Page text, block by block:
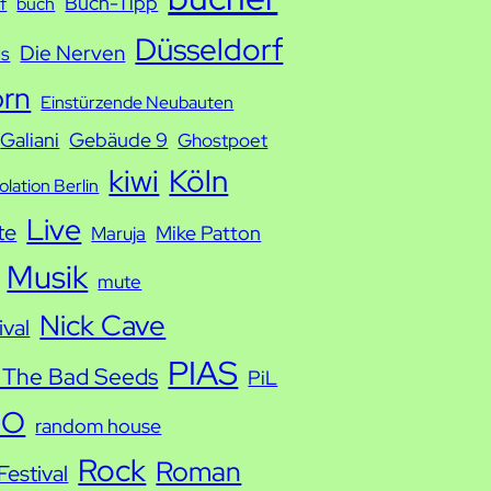
Die Nerven Düsseldorf
Einstürzende Neubauten
Galiani Gebäude 9 Ghostpoet
Berlin kiwi Köln
Live Maruja Mike Patton
Musik mute
Nick Cave
Bad Seeds PIAS PiL
random house
Rock Roman